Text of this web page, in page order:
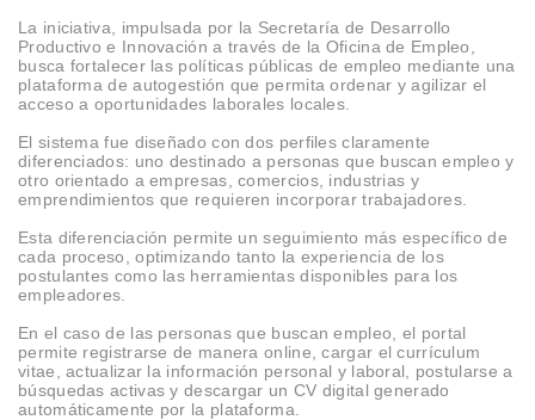
La iniciativa, impulsada por la Secretaría de Desarrollo
Productivo e Innovación a través de la Oficina de Empleo,
busca fortalecer las políticas públicas de empleo mediante una
plataforma de autogestión que permita ordenar y agilizar el
acceso a oportunidades laborales locales.
El sistema fue diseñado con dos perfiles claramente
diferenciados: uno destinado a personas que buscan empleo y
otro orientado a empresas, comercios, industrias y
emprendimientos que requieren incorporar trabajadores.
Esta diferenciación permite un seguimiento más específico de
cada proceso, optimizando tanto la experiencia de los
postulantes como las herramientas disponibles para los
empleadores.
En el caso de las personas que buscan empleo, el portal
permite registrarse de manera online, cargar el currículum
vitae, actualizar la información personal y laboral, postularse a
búsquedas activas y descargar un CV digital generado
automáticamente por la plataforma.